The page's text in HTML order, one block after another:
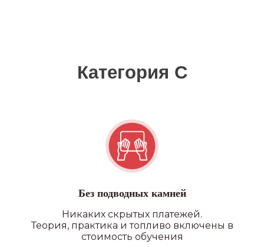
Без подводных камней
Никаких скрытых платежей.
Теория, практика и топливо включены в
стоимость обучения